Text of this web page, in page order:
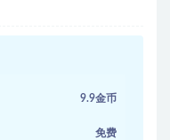
9.9金币
免费